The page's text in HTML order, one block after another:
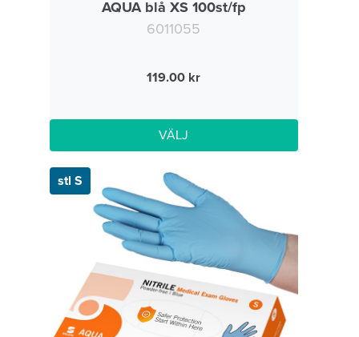
AQUA blå XS 100st/fp
6011055
119.00
VÄLJ
stl S